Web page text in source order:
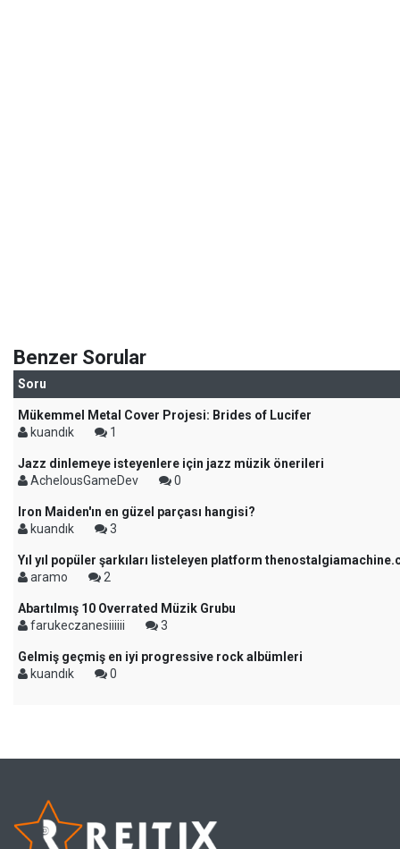
Benzer Sorular
Soru
Mükemmel Metal Cover Projesi: Brides of Lucifer
kuandık
1
Jazz dinlemeye isteyenlere için jazz müzik önerileri
AchelousGameDev
0
Iron Maiden'ın en güzel parçası hangisi?
kuandık
3
Yıl yıl popüler şarkıları listeleyen platform
aramo
2
Abartılmış 10 Overrated Müzik Grubu
farukeczanesiiiiii
3
Gelmiş geçmiş en iyi progressive rock albümleri
kuandık
0